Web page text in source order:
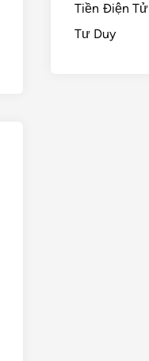
Tiền Điện Tử
Tư Duy